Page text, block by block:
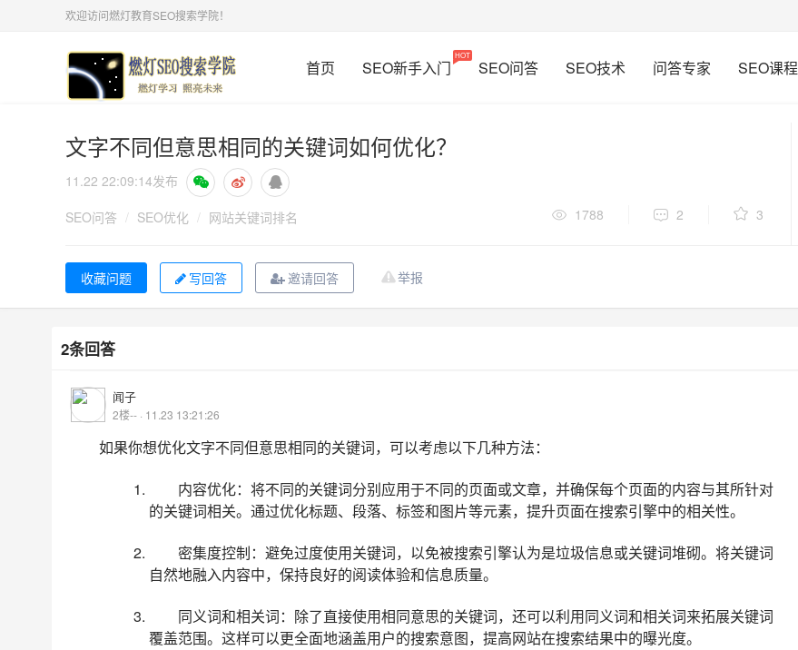
欢迎访问燃灯教育SEO搜索学院！
首页 SEO新手入门
HOT
SEO问答 SEO技术 问答专家 SEO课程
文字不同但意思相同的关键词如何优化？
11.22 22:09:14发布
SEO问答 / SEO优化 / 网站关键词排名 1788 2 3
举报
写回答 邀请回答
2条回答
闻子
2楼-- · 11.23 13:21:26
如果你想优化文字不同但意思相同的关键词，可以考虑以下几种方法：
内容优化：将不同的关键词分别应用于不同的页面或文章，并确保每个页面的内容与其所针对
的关键词相关。通过优化标题、段落、标签和图片等元素，提升页面在搜索引擎中的相关性。
密集度控制：避免过度使用关键词，以免被搜索引擎认为是垃圾信息或关键词堆砌。将关键词
自然地融入内容中，保持良好的阅读体验和信息质量。
同义词和相关词：除了直接使用相同意思的关键词，还可以利用同义词和相关词来拓展关键词
覆盖范围。这样可以更全面地涵盖用户的搜索意图，提高网站在搜索结果中的曝光度。